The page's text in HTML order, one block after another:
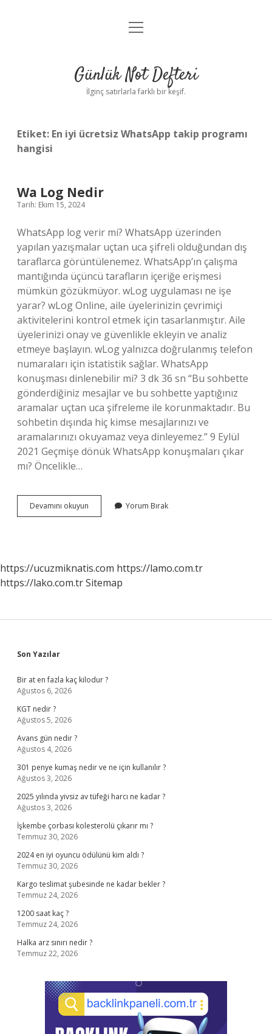
Anasayfa
Yasal Uyarı
menüyü
Günlük Not Defteri
İlginç satırlarla farklı bir keşif.
Etiket: En iyi ücretsiz WhatsApp takip programı
hangisi
Wa Log Nedir
Tarih: Ekim 15, 2024
WhatsApp log verir mi? WhatsApp üzerinden
yapılan yazışmalar uçtan uca şifreli olduğundan dış
taraflarca görüntülenemez. WhatsApp’ın çalışma
mantığında üçüncü tarafların içeriğe erişmesi
mümkün gözükmüyor. wLog uygulaması ne işe
yarar? wLog Online, aile üyelerinizin çevrimiçi
aktivitelerini kontrol etmek için tasarlanmıştır. Aile
üyelerinizi onay ve güvenlikle ekleyin ve analiz
etmeye başlayın. wLog yalnızca doğrulanmış telefon
numaraları için istatistik sağlar. WhatsApp
konuşması dinlenebilir mi? 3 dk 36 sn “Bu sohbette
gönderdiğiniz mesajlar ve bu sohbette yaptığınız
aramalar uçtan uca şifreleme ile korunmaktadır. Bu
sohbetin dışında hiç kimse mesajlarınızı ve
aramalarınızı okuyamaz veya dinleyemez.” 9 Eylül
2021 Geçmişe dönük WhatsApp konuşmaları çıkar
mı? Öncelikle…
Devamını okuyun
Log
Yorum Bırak
https://ucuzmiknatis.com https://lamo.com.tr
https://lako.com.trSitemap
Sidebar
Son Yazılar
Bir at en fazla kaç kilodur ?
Ağustos 6, 2026
KGT nedir ?
Ağustos 5, 2026
Avans gün nedir ?
Ağustos 4, 2026
301 penye kumaş nedir ve ne için kullanılır ?
Ağustos 3, 2026
2025 yılında yivsiz av tüfeği harcı ne kadar ?
Ağustos 3, 2026
İşkembe çorbası kolesterolü çıkarır mı ?
Temmuz 30, 2026
2024 en iyi oyuncu ödülünü kim aldı ?
Temmuz 30, 2026
Kargo teslimat şubesinde ne kadar bekler ?
Temmuz 24, 2026
1200 saat kaç ?
Temmuz 24, 2026
Halka arz sınırı nedir ?
Temmuz 22, 2026